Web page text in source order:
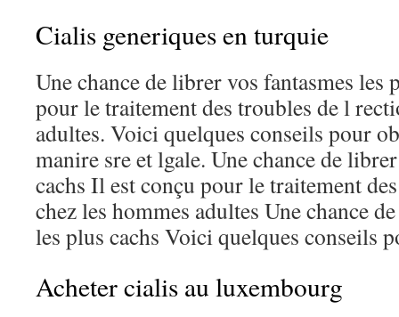
Cialis generiques en turquie
Une chance de librer vos fantasmes les
pour le traitement des troubles de l
adultes. Voici quelques conseils pour
manire sre et lgale. Une chance de
cachs Il est conçu pour le traitement
chez les hommes adultes Une chance
les plus cachs Voici quelques conseils
Acheter cialis au luxembourg